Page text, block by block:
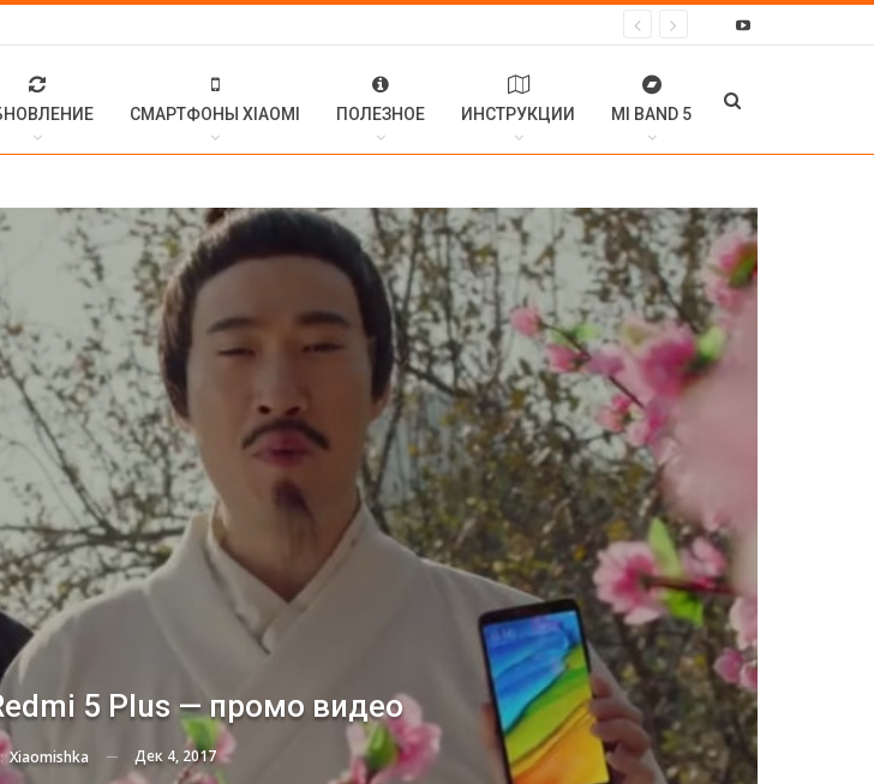
СМАРТФОНЫ XIAOMI ПОЛЕЗНОЕ ИНСТРУКЦИИ MI BAND 5
5 Plus — промо видео
Xiaomishka Дек 4, 2017